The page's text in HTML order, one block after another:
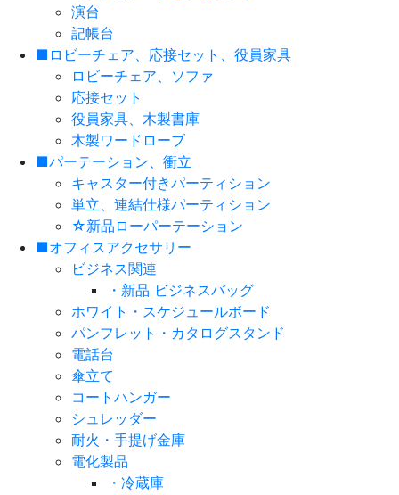
演台
記帳台
■ロビーチェア、応接セット、役員家具
ロビーチェア、ソファ
応接セット
役員家具、木製書庫
木製ワードローブ
■パーテーション、衝立
キャスター付きパーティション
単立、連結仕様パーティション
☆新品ローパーテーション
■オフィスアクセサリー
ビジネス関連
・新品 ビジネスバッグ
ホワイト・スケジュールボード
パンフレット・カタログスタンド
電話台
傘立て
コートハンガー
シュレッダー
耐火・手提げ金庫
電化製品
・冷蔵庫